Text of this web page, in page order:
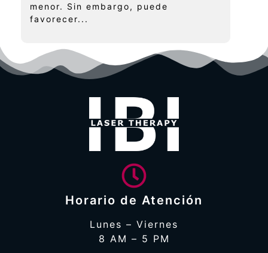
menor. Sin embargo, puede
favorecer...
Horario de Atención
Lunes – Viernes
8 AM – 5 PM